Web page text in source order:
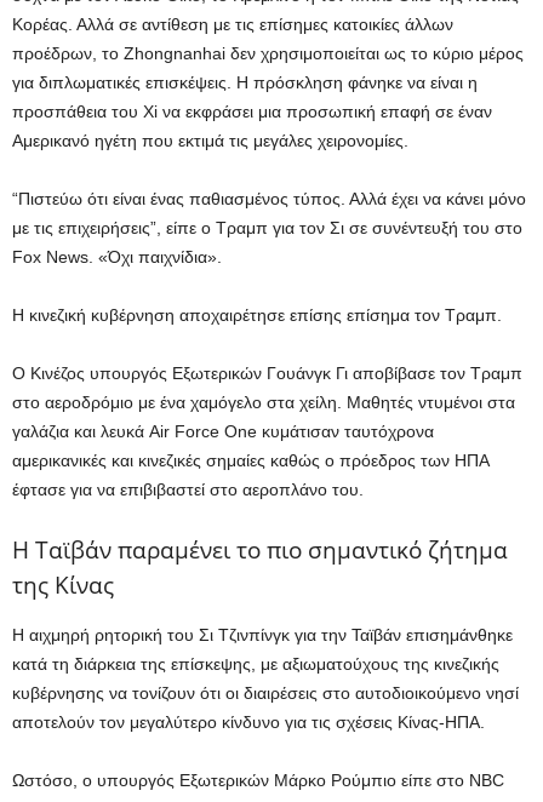
Κορέας. Αλλά σε αντίθεση με τις επίσημες κατοικίες άλλων
προέδρων, το Zhongnanhai δεν χρησιμοποιείται ως το κύριο μέρος
για διπλωματικές επισκέψεις. Η πρόσκληση φάνηκε να είναι η
προσπάθεια του Xi να εκφράσει μια προσωπική επαφή σε έναν
Αμερικανό ηγέτη που εκτιμά τις μεγάλες χειρονομίες.
“Πιστεύω ότι είναι ένας παθιασμένος τύπος. Αλλά έχει να κάνει μόνο
με τις επιχειρήσεις”, είπε ο Τραμπ για τον Σι σε συνέντευξή του στο
Fox News. «Όχι παιχνίδια».
Η κινεζική κυβέρνηση αποχαιρέτησε επίσης επίσημα τον Τραμπ.
Ο Κινέζος υπουργός Εξωτερικών Γουάνγκ Γι αποβίβασε τον Τραμπ
στο αεροδρόμιο με ένα χαμόγελο στα χείλη. Μαθητές ντυμένοι στα
γαλάζια και λευκά Air Force One κυμάτισαν ταυτόχρονα
αμερικανικές και κινεζικές σημαίες καθώς ο πρόεδρος των ΗΠΑ
έφτασε για να επιβιβαστεί στο αεροπλάνο του.
Η Ταϊβάν παραμένει το πιο σημαντικό ζήτημα
της Κίνας
Η αιχμηρή ρητορική του Σι Τζινπίνγκ για την Ταϊβάν επισημάνθηκε
κατά τη διάρκεια της επίσκεψης, με αξιωματούχους της κινεζικής
κυβέρνησης να τονίζουν ότι οι διαιρέσεις στο αυτοδιοικούμενο νησί
αποτελούν τον μεγαλύτερο κίνδυνο για τις σχέσεις Κίνας-ΗΠΑ.
Ωστόσο, ο υπουργός Εξωτερικών Μάρκο Ρούμπιο είπε στο NBC